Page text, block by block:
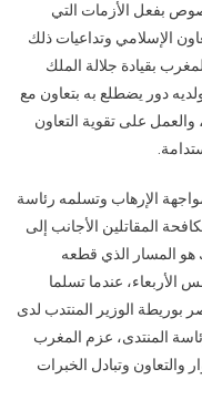
بفعل الأزمات التي
الإسلامي وتداعيات ذلك
بقيادة جلالة الملك
دور يضطلع به بتعاون مع
على تقوية التعاون
الإرهاب وتسلمه رئاسة
المقاتلين الأجانب إلى
هو المسار الذي قطعه
الأربعاء، عندما تسلما
بوريطة الوزير المنتدب لدى
المنتدى، عزم المغرب
والتعاون وتبادل الخبرات